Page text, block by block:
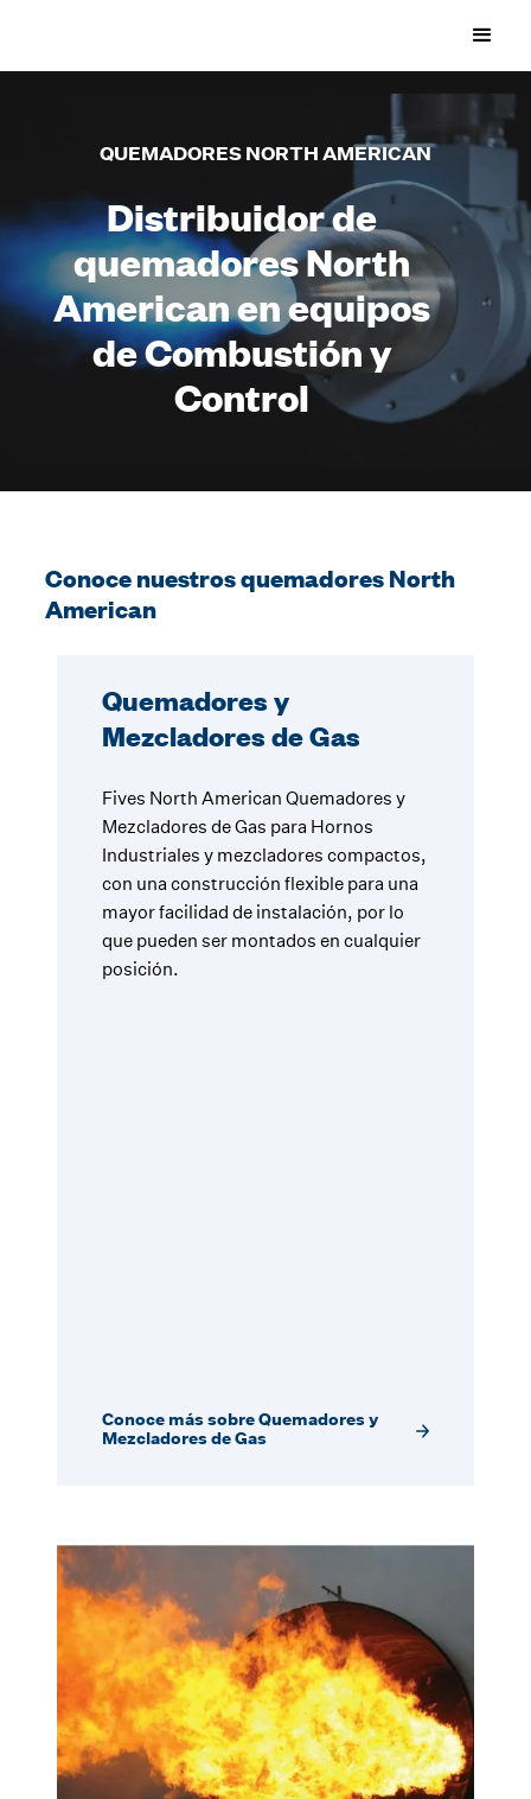
QUEMADORES NORTH AMERICAN
Distribuidor de
quemadores North
American en equipos
de Combustión y
Control
Conoce nuestros quemadores North
American
Quemadores y
Mezcladores de Gas
Fives North American Quemadores y
Mezcladores de Gas para Hornos
Industriales y mezcladores compactos,
con una construcción flexible para una
mayor facilidad de instalación, por lo
que pueden ser montados en cualquier
posición.
Conoce más sobre Quemadores y
Mezcladores de Gas